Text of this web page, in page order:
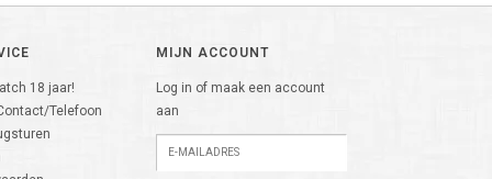
18 jaar!
Telefoon
MIJN ACCOUNT
Log in of maak een account
aan